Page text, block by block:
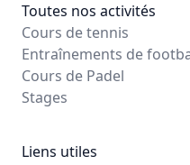
Toutes nos activités
Cours de tennis
Entraînements de
Cours de Padel
Stages
Liens utiles